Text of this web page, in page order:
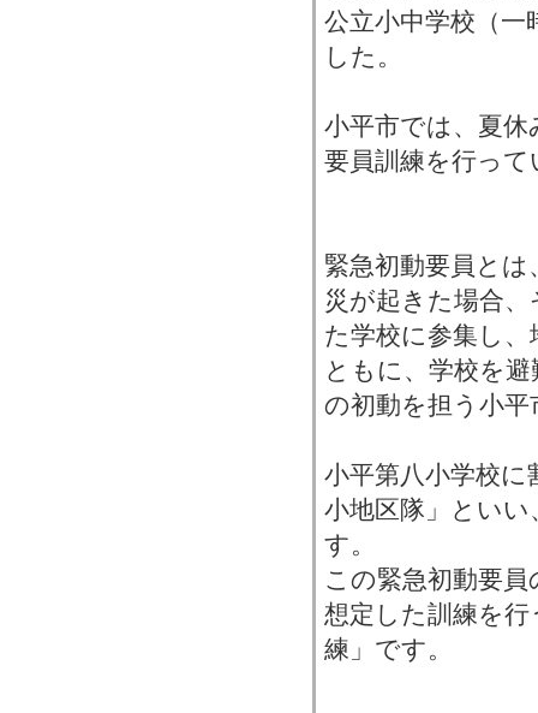
公立小中学校（一
した。
小平市では、夏
要員訓練を行って
緊急初動要員と
災が起きた場合
た学校に参集し
ともに、学校を
の初動を担う小
小平第八小学校
小地区隊」とい
す。
この緊急初動要
想定した訓練を
練」です。